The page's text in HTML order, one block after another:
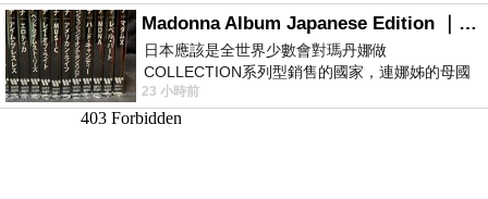
Madonna Album Japanese Edition ｜瑪丹娜專輯們2026年日本版重發系列
日本應該是全世界少數會對瑪丹娜做
COLLECTION系列型銷售的國家，連娜姊的母國
美國都沒對她這樣過，這全拜在他們到現在唱片
23 小時前